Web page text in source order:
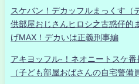
スケバン！デカッフルまっくす（
供部屋おじさんヒロシ之古惑仔的
げMAX！デカいは正義刑事編
アキヨッフル-！ネオニートスケ番
（子ども部屋おばさんの自宅警備